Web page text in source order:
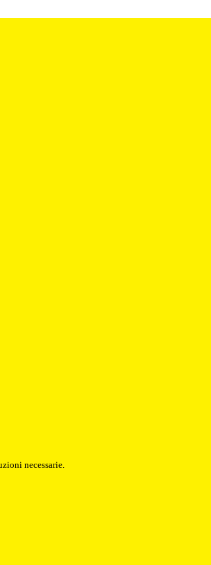
necessarie.